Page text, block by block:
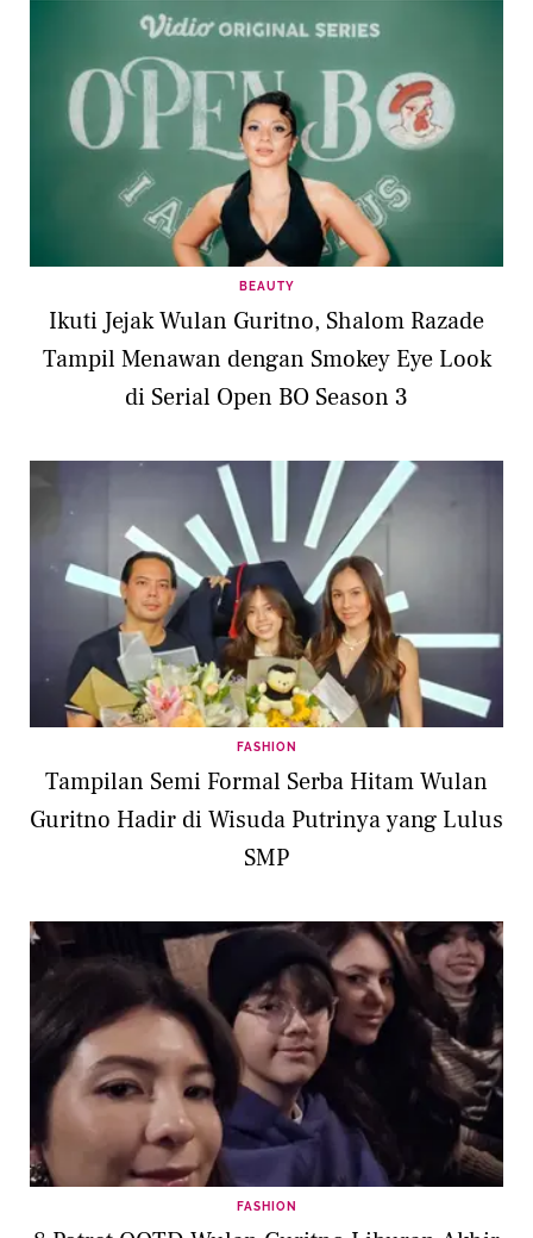
BEAUTY
Ikuti Jejak Wulan Guritno, Shalom Razade
Tampil Menawan dengan Smokey Eye Look
di Serial Open BO Season 3
FASHION
Tampilan Semi Formal Serba Hitam Wulan
Guritno Hadir di Wisuda Putrinya yang Lulus
SMP
FASHION